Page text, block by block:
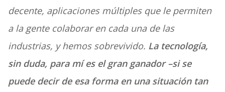
decente, aplicaciones múltiples que le permiten
a la gente colaborar en cada una de las
industrias, y hemos sobrevivido. La tecnología,
sin duda, para mí es el gran ganador –si se
puede decir de esa forma en una situación tan